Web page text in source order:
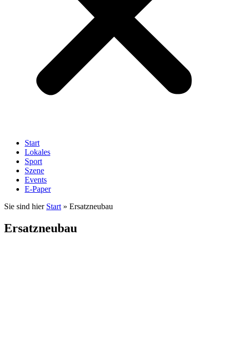
Start
Lokales
Sport
Szene
Events
E-Paper
Sie sind hier Start » Ersatzneubau
Ersatzneubau